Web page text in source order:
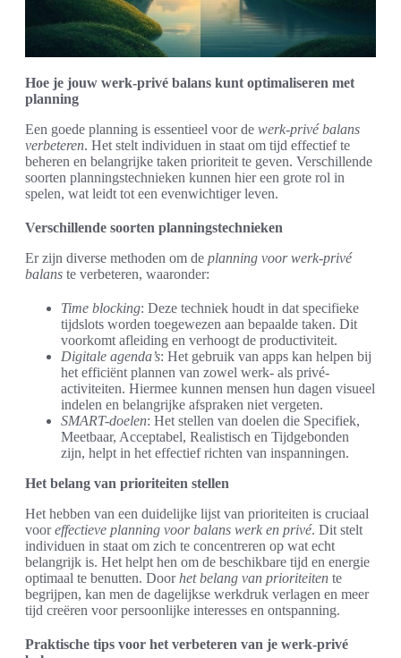
Hoe je jouw werk-privé balans kunt optimaliseren met
planning
Een goede planning is essentieel voor de werk-privé balans
verbeteren. Het stelt individuen in staat om tijd effectief te
beheren en belangrijke taken prioriteit te geven. Verschillende
soorten planningstechnieken kunnen hier een grote rol in
spelen, wat leidt tot een evenwichtiger leven.
Verschillende soorten planningstechnieken
Er zijn diverse methoden om de planning voor werk-privé
balans te verbeteren, waaronder:
Time blocking: Deze techniek houdt in dat specifieke
tijdslots worden toegewezen aan bepaalde taken. Dit
voorkomt afleiding en verhoogt de productiviteit.
Digitale agenda’s: Het gebruik van apps kan helpen bij
het efficiënt plannen van zowel werk- als privé-
activiteiten. Hiermee kunnen mensen hun dagen visueel
indelen en belangrijke afspraken niet vergeten.
SMART-doelen: Het stellen van doelen die Specifiek,
Meetbaar, Acceptabel, Realistisch en Tijdgebonden
zijn, helpt in het effectief richten van inspanningen.
Het belang van prioriteiten stellen
Het hebben van een duidelijke lijst van prioriteiten is cruciaal
vooreffectieve planning voor balans werk en privé. Dit stelt
individuen in staat om zich te concentreren op wat echt
belangrijk is. Het helpt hen om de beschikbare tijd en energie
optimaal te benutten. Doorhet belang van prioriteiten te
begrijpen, kan men de dagelijkse werkdruk verlagen en meer
tijd creëren voor persoonlijke interesses en ontspanning.
Praktische tips voor het verbeteren van je werk-privé